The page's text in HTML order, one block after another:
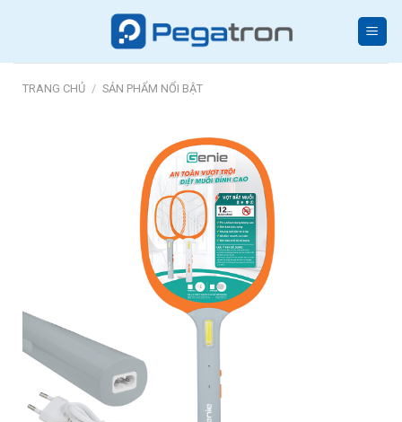
TRANG CHỦ / SẢN PHẨM NỔI BẬT